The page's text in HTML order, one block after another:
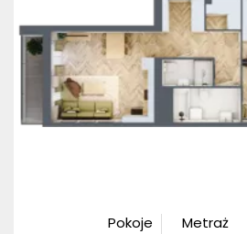
Pokoje
Metraż